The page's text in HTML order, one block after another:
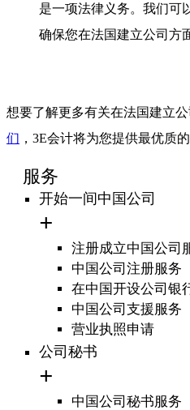
是一项法律义务。我们可
确保您在法国建立公司方
想要了解更多有关在法国建立
们 ，3E会计将为您提供最优质的
服务
开始一间中国公司
注册成立中国公司
中国公司注册服务
在中国开设公司银
中国公司支援服务
营业执照申请
公司秘书
中国公司秘书服务